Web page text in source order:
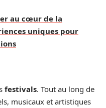
au cœur de la
uniques pour
festivals. Tout au long de
musicaux et artistiques